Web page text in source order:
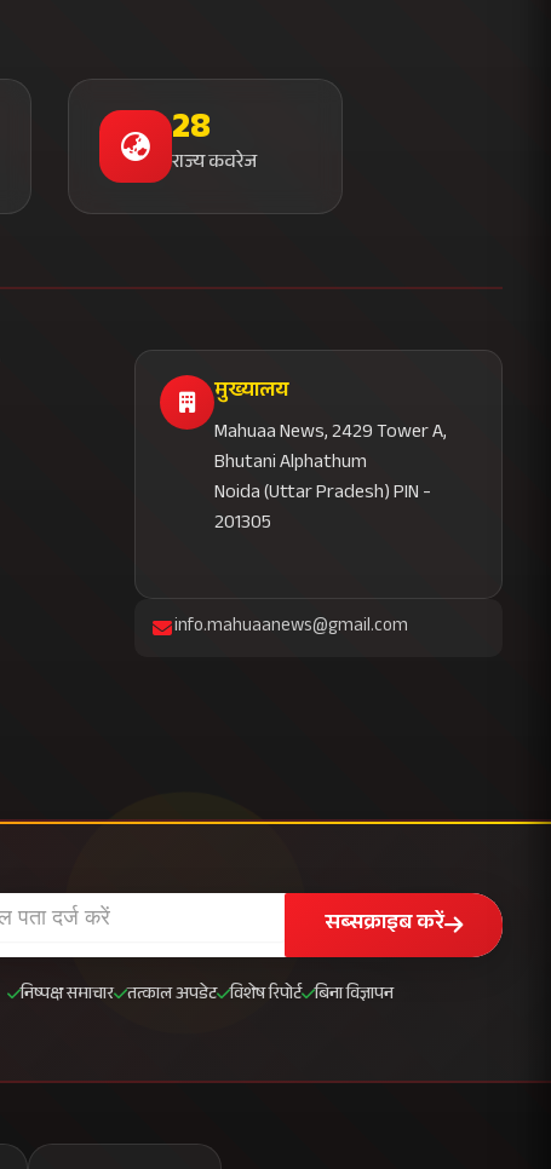
28
राज्य कवरेज
मुख्यालय
Mahuaa News, 2429 Tower A,
Bhutani Alphathum
Noida (Uttar Pradesh) PIN -
201305
info.mahuaanews@gmail.com
सब्सक्राइब करें
निष्पक्ष समाचार तत्काल अपडेट विशेष रिपोर्ट बिना विज्ञापन